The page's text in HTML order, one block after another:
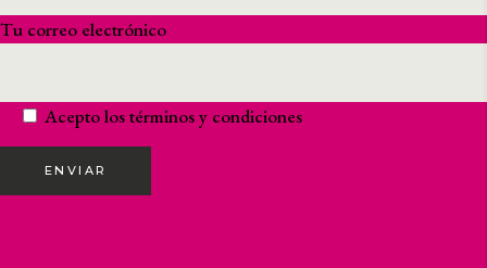
Tu correo electrónico
Acepto lostérminos y condiciones
ENVIAR